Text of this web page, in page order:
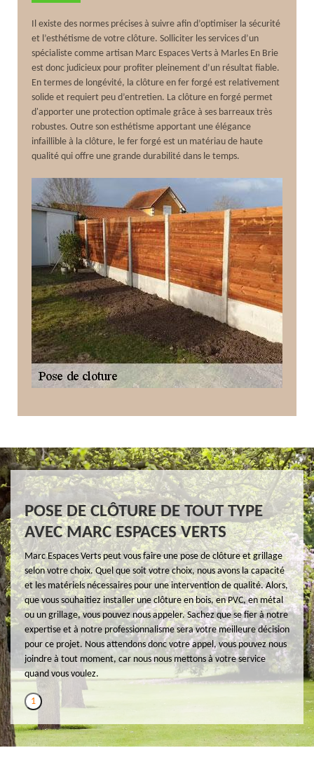
Il existe des normes précises à suivre afin d’optimiser la sécurité
et l’esthétisme de votre clôture. Solliciter les services d’un
spécialiste comme artisan Marc Espaces Verts à Marles En Brie
est donc judicieux pour profiter pleinement d’un résultat fiable.
En termes de longévité, la clôture en fer forgé est relativement
solide et requiert peu d’entretien. La clôture en forgé permet
d'apporter une protection optimale grâce à ses barreaux très
robustes. Outre son esthétisme apportant une élégance
infaillible à la clôture, le fer forgé est un matériau de haute
qualité qui offre une grande durabilité dans le temps.
POSE DE CLÔTURE DE TOUT TYPE
AVEC MARC ESPACES VERTS
Marc Espaces Verts peut vous faire une pose de clôture et grillage
selon votre choix. Quel que soit votre choix, nous avons la capacité
et les matériels nécessaires pour une intervention de qualité. Alors,
que vous souhaitiez installer une clôture en bois, en PVC, en métal
ou un grillage, vous pouvez nous appeler. Sachez que se fier à notre
expertise et à notre professionnalisme sera votre meilleure décision
pour ce projet. Nous attendons donc votre appel, vous pouvez nous
joindre à tout moment, car nous nous mettons à votre service
quand vous voulez.
1